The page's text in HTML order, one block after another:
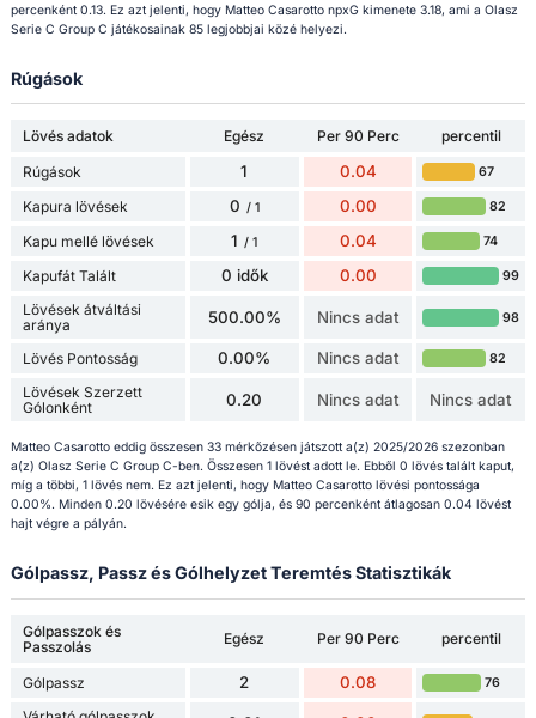
percenként 0.13. Ez azt jelenti, hogy Matteo Casarotto npxG kimenete 3.18, ami a Olasz
Serie C Group C játékosainak 85 legjobbjai közé helyezi.
Rúgások
Lövés adatok Egész Per 90 Perc
percentil
Rúgások
1 0.04 67
Kapura lövések 0 / 1 0.00 82
Kapu mellé lövések 1 / 1 0.04 74
Kapufát Talált 0 idők 0.00 99
Lövések átváltási
aránya
500.00% Nincs adat 98
Lövés Pontosság 0.00% Nincs adat 82
Lövések Szerzett
Gólonként
0.20 Nincs adat Nincs adat
Matteo Casarotto eddig összesen 33 mérkőzésen játszott a(z) 2025/2026 szezonban
a(z) Olasz Serie C Group C-ben. Összesen 1 lövést adott le. Ebből 0 lövés talált kaput,
míg a többi, 1 lövés nem. Ez azt jelenti, hogy Matteo Casarotto lövési pontossága
0.00%. Minden 0.20 lövésére esik egy gólja, és 90 percenként átlagosan 0.04 lövést
hajt végre a pályán.
Gólpassz, Passz és Gólhelyzet Teremtés Statisztikák
Gólpasszok és
Passzolás
Egész Per 90 Perc percentil
Gólpassz 2 0.08 76